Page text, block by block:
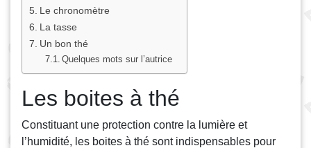
Le chronomètre
La tasse
Un bon thé
Quelques mots sur l’autrice
Les boites à thé
Constituant une protection contre la lumière et
l’humidité, les boites à thé sont indispensables pour